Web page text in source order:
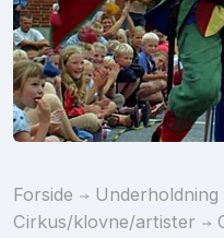
Forside Underholdning
Cirkus/klovne/artister